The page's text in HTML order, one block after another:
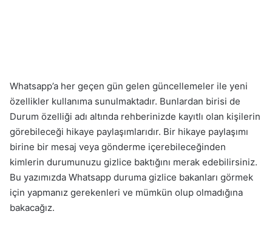
Whatsapp’a her geçen gün gelen güncellemeler ile yeni
özellikler kullanıma sunulmaktadır. Bunlardan birisi de
Durum özelliği adı altında rehberinizde kayıtlı olan kişilerin
görebileceği hikaye paylaşımlarıdır. Bir hikaye paylaşımı
birine bir mesaj veya gönderme içerebileceğinden
kimlerin durumunuzu gizlice baktığını merak edebilirsiniz.
Bu yazımızda Whatsapp duruma gizlice bakanları görmek
için yapmanız gerekenleri ve mümkün olup olmadığına
bakacağız.